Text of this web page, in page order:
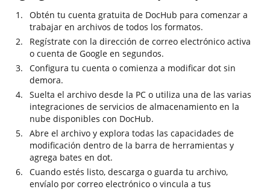
Obtén tu cuenta gratuita de DocHub para comenzar a
trabajar en archivos de todos los formatos.
Regístrate con la dirección de correo electrónico activa
o cuenta de Google en segundos.
Configura tu cuenta o comienza a modificar dot sin
demora.
Suelta el archivo desde la PC o utiliza una de las varias
integraciones de servicios de almacenamiento en la
nube disponibles con DocHub.
Abre el archivo y explora todas las capacidades de
modificación dentro de la barra de herramientas y
agrega bates en dot.
Cuando estés listo, descarga o guarda tu archivo,
envíalo por correo electrónico o vincula a tus